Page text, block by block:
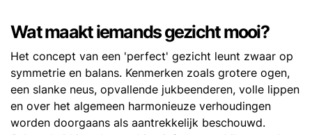
Wat maakt iemands gezicht mooi?
Het concept van een 'perfect' gezicht leunt zwaar op
symmetrie en balans. Kenmerken zoals grotere ogen,
een slanke neus, opvallende jukbeenderen, volle lippen
en over het algemeen harmonieuze verhoudingen
worden doorgaans als aantrekkelijk beschouwd.